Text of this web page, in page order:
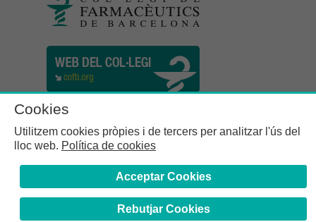
Cookies
Utilitzem cookies pròpies i de tercers per analitzar l'ús del
lloc web. Política de cookies
Acceptar Cookies
Rebutjar Cookies